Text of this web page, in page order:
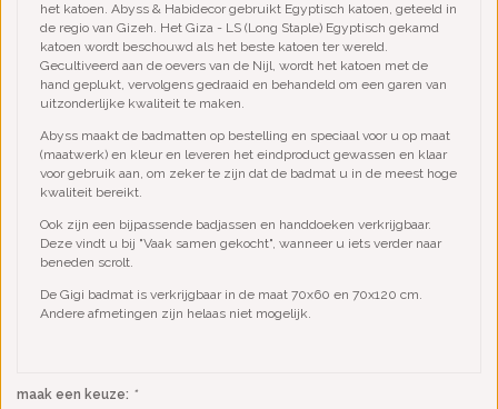
het katoen. Abyss & Habidecor gebruikt Egyptisch katoen, geteeld in
de regio van Gizeh. Het Giza - LS (Long Staple) Egyptisch gekamd
katoen wordt beschouwd als het beste katoen ter wereld.
Gecultiveerd aan de oevers van de Nijl, wordt het katoen met de
hand geplukt, vervolgens gedraaid en behandeld om een garen van
uitzonderlijke kwaliteit te maken.
Abyss maakt de badmatten op bestelling en speciaal voor u op maat
(maatwerk) en kleur en leveren het eindproduct gewassen en klaar
voor gebruik aan, om zeker te zijn dat de badmat u in de meest hoge
kwaliteit bereikt.
Ook zijn een bijpassende badjassen en handdoeken verkrijgbaar.
Deze vindt u bij "Vaak samen gekocht", wanneer u iets verder naar
beneden scrolt.
De Gigi badmat is verkrijgbaar in de maat 70x60 en 70x120 cm.
Andere afmetingen zijn helaas niet mogelijk.
maak een keuze: *